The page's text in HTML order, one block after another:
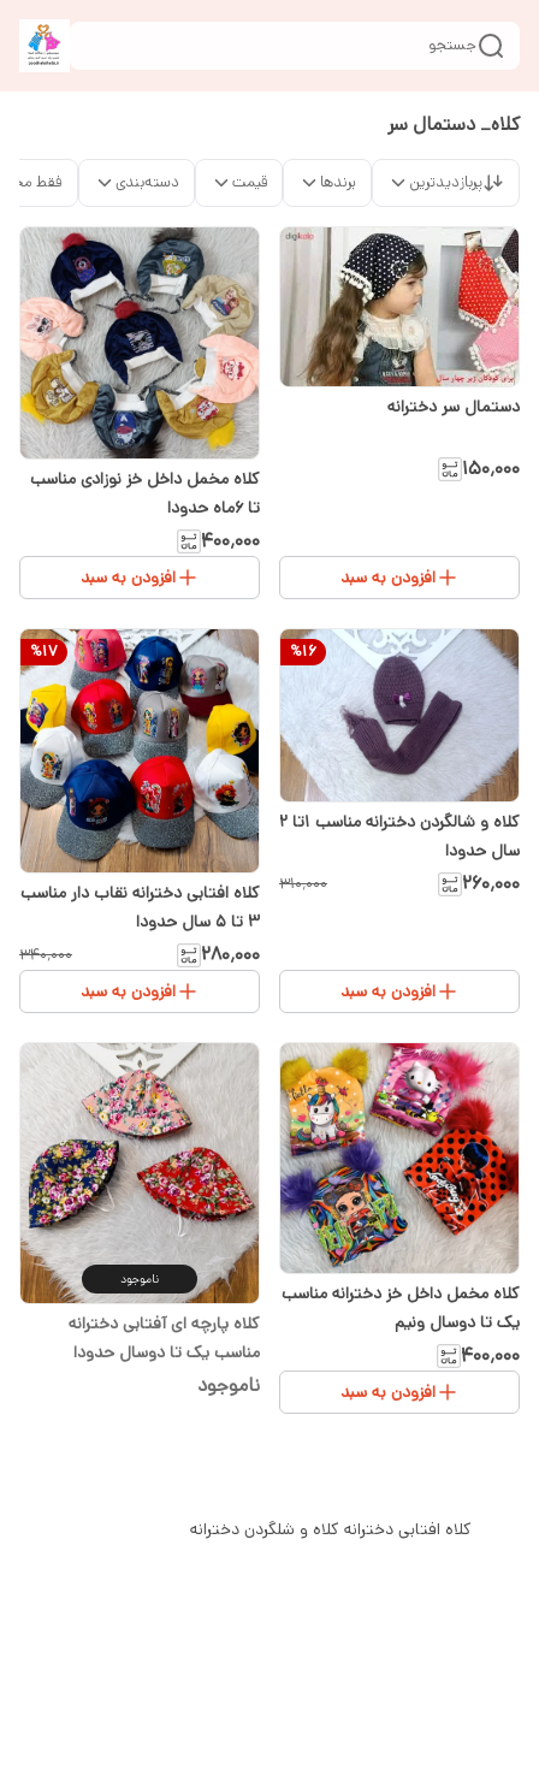
جستجو
کلاه_ دستمال سر
پربازدیدترین برندها قیمت دسته‌بندی فقط
دستمال سر دخترانه
۱۵۰٬۰۰۰
افزودن به سبد
کلاه مخمل داخل خز نوزادی مناسب
تا ۶ماه حدودا
۴۰۰٬۰۰۰
افزودن به سبد
%16
کلاه و شالگردن دخترانه مناسب ۱‌تا ۲
سال حدودا
۲۶۰٬۰۰۰ ۳۱۰٬۰۰۰
افزودن به سبد
%17
کلاه افتابی دخترانه نقاب دار مناسب
۳ تا ۵ سال حدودا
۲۸۰٬۰۰۰ ۳۴۰٬۰۰۰
افزودن به سبد
کلاه مخمل داخل خز دخترانه مناسب
یک تا دوسال ونیم
۴۰۰٬۰۰۰
افزودن به سبد
ناموجود
کلاه پارچه ای آفتابی دخترانه
مناسب یک تا دوسال حدودا
ناموجود
کلاه افتابی دخترانه کلاه و شلگردن دخترانه